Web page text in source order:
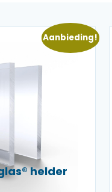
Aanbieding!
helder